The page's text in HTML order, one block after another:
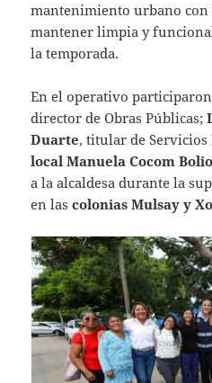
mantenimiento urbano con
mantener limpia y
la temporada.
En el operativo
director de Obras Públicas;
Duarte, titular de
local Manuela Cocom Bolio
a la alcaldesa durante la
en lascolonias Mulsay y